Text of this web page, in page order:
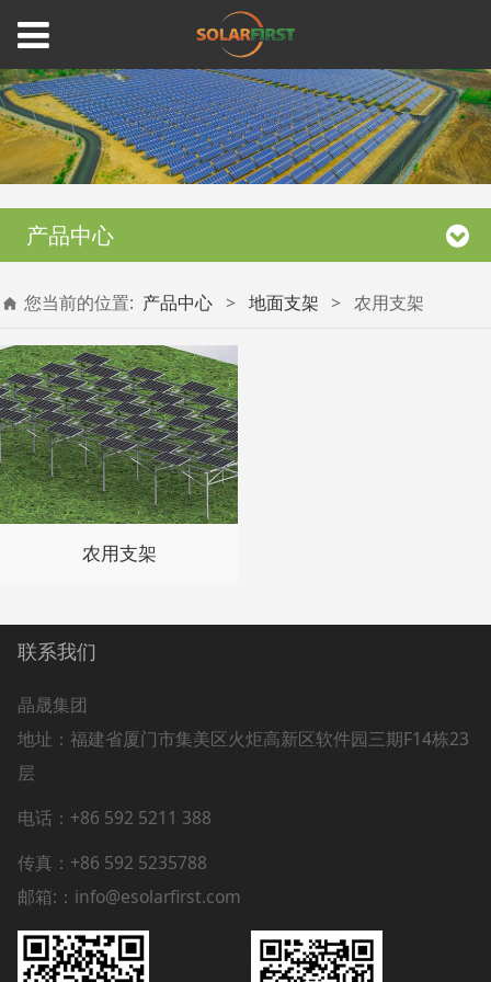
产品中心
您当前的位置: 产品中心 > 地面支架 > 农用支架
农用支架
联系我们
晶晟集团
地址： 福建省厦门市集美区火炬高新区软件园三期F14栋23
层
电话：+86 592 5211 388
传真：+86 592 5235788
邮箱:：info@esolarfirst.com